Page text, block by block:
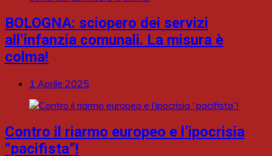
BOLOGNA: sciopero dei servizi
all’infanzia comunali. La misura è
colma!
1 Aprile 2025
Contro il riarmo europeo e l’ipocrisia
“pacifista”!